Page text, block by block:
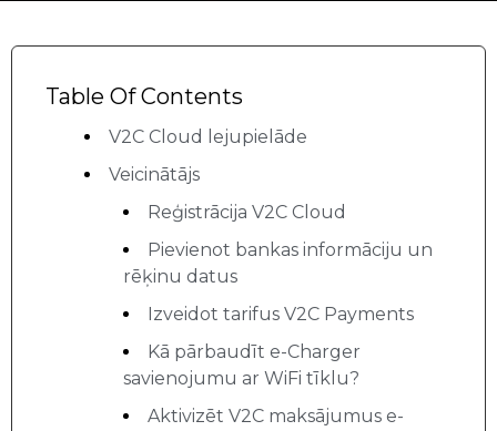
Table Of Contents
V2C Cloud lejupielāde
Veicinātājs
Reģistrācija V2C Cloud
Pievienot bankas informāciju un
rēķinu datus
Izveidot tarifus V2C Payments
Kā pārbaudīt e-Charger
savienojumu ar WiFi tīklu?
Aktivizēt V2C maksājumus e-